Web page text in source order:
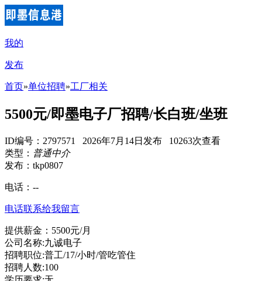
我的
发布
首页»单位招聘»工厂相关
5500元/即墨电子厂招聘/长白班/坐班
ID编号：2797571 2026年7月14日发布 10263次查看
类型： 普通中介
发布：tkp0807
电话： --
电话联系给我留言
提供薪金：5500元/月
公司名称:九诚电子
招聘职位:普工/17/小时/管吃管住
招聘人数:100